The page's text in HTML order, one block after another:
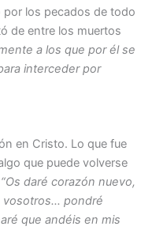
por los pecados de todo
de entre los muertos
a los que por él se
interceder por
en Cristo. Lo que fue
que puede volverse
“Os daré corazón nuevo,
vosotros… pondré
que andéis en mis